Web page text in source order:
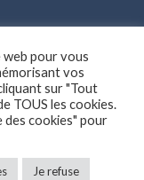
pour vous
vos
sur "Tout
TOUS les cookies.
cookies" pour
Je refuse